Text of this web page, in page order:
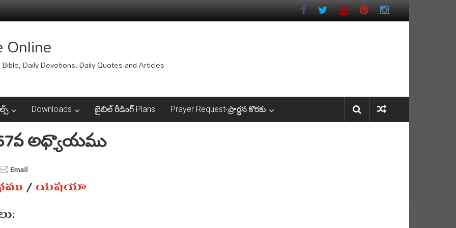
Online
Daily Devotions, Daily Quotes and Articles
Downloads బైబిల్ రీడింగ్ Plans Prayer Request-ప్రార్ధన కొరకు
అధ్యాయము
/యెషయా